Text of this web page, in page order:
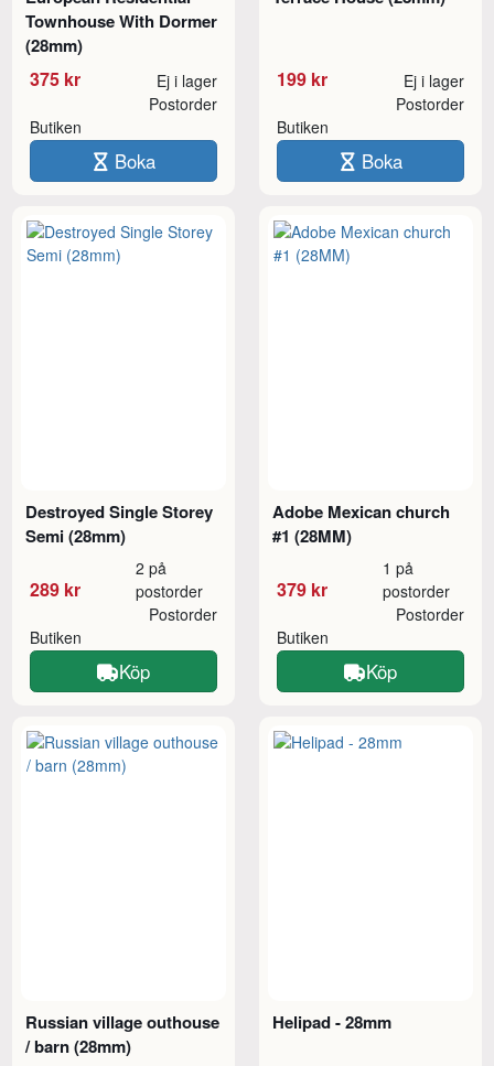
Townhouse With Dormer
(28mm)
375 kr Ej i lager
Butiken
Postorder
Boka
199 kr Ej i lager
Butiken
Postorder
Boka
Destroyed Single Storey
Semi (28mm)
289 kr
2 på
postorder
Butiken
Postorder
Köp
Adobe Mexican church
#1 (28MM)
379 kr
1 på
postorder
Butiken
Postorder
Köp
Russian village outhouse
/ barn (28mm)
Helipad - 28mm